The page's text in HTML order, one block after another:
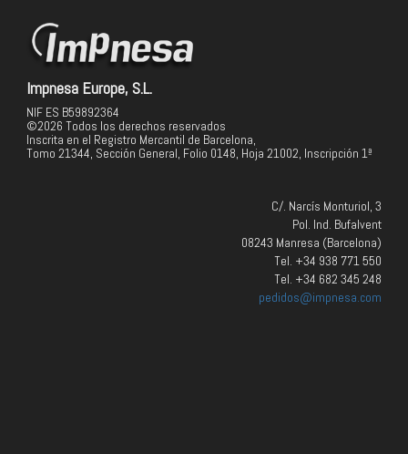
Impnesa Europe, S.L.
NIF ES B59892364
©2026 Todos los derechos reservados
Inscrita en el Registro Mercantil de Barcelona,
Tomo 21344, Sección General, Folio 0148, Hoja 21002, Inscripción 1ª
C/. Narcís Monturiol, 3
Pol. Ind. Bufalvent
08243 Manresa (Barcelona)
Tel. +34 938 771 550
Tel. +34 682 345 248
pedidos@impnesa.com